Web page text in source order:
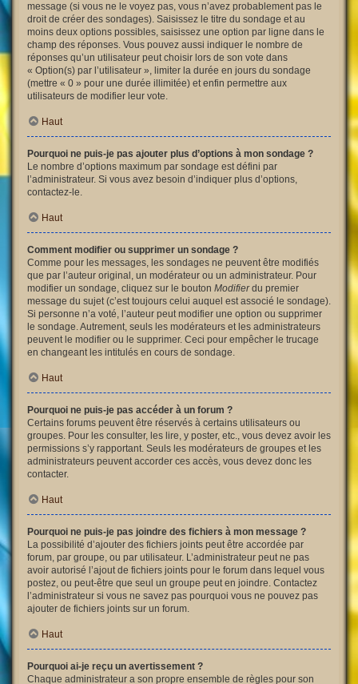
message (si vous ne le voyez pas, vous n’avez probablement pas le
droit de créer des sondages). Saisissez le titre du sondage et au
moins deux options possibles, saisissez une option par ligne dans le
champ des réponses. Vous pouvez aussi indiquer le nombre de
réponses qu’un utilisateur peut choisir lors de son vote dans
« Option(s) par l’utilisateur », limiter la durée en jours du sondage
(mettre « 0 » pour une durée illimitée) et enfin permettre aux
utilisateurs de modifier leur vote.
Haut
Pourquoi ne puis-je pas ajouter plus d’options à mon sondage ?
Le nombre d’options maximum par sondage est défini par
l’administrateur. Si vous avez besoin d’indiquer plus d’options,
contactez-le.
Haut
Comment modifier ou supprimer un sondage ?
Comme pour les messages, les sondages ne peuvent être modifiés
que par l’auteur original, un modérateur ou un administrateur. Pour
modifier un sondage, cliquez sur le bouton Modifierdu premier
message du sujet (c’est toujours celui auquel est associé le sondage).
Si personne n’a voté, l’auteur peut modifier une option ou supprimer
le sondage. Autrement, seuls les modérateurs et les administrateurs
peuvent le modifier ou le supprimer. Ceci pour empêcher le trucage
en changeant les intitulés en cours de sondage.
Haut
Pourquoi ne puis-je pas accéder à un forum ?
Certains forums peuvent être réservés à certains utilisateurs ou
groupes. Pour les consulter, les lire, y poster, etc., vous devez avoir les
permissions s’y rapportant. Seuls les modérateurs de groupes et les
administrateurs peuvent accorder ces accès, vous devez donc les
contacter.
Haut
Pourquoi ne puis-je pas joindre des fichiers à mon message ?
La possibilité d’ajouter des fichiers joints peut être accordée par
forum, par groupe, ou par utilisateur. L’administrateur peut ne pas
avoir autorisé l’ajout de fichiers joints pour le forum dans lequel vous
postez, ou peut-être que seul un groupe peut en joindre. Contactez
l’administrateur si vous ne savez pas pourquoi vous ne pouvez pas
ajouter de fichiers joints sur un forum.
Haut
Pourquoi ai-je reçu un avertissement ?
Chaque administrateur a son propre ensemble de règles pour son